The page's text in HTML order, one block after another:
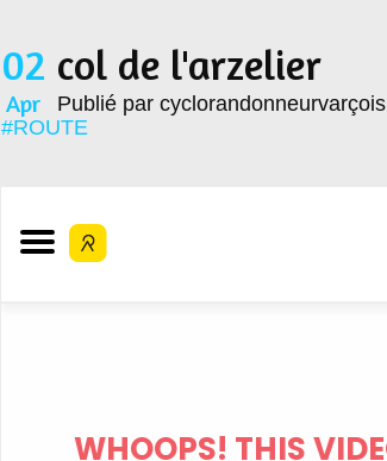
02
Apr
col de l'arzelier
Publié par cyclorandonneurvarçois
#ROUTE